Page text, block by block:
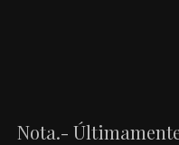
Nota.-